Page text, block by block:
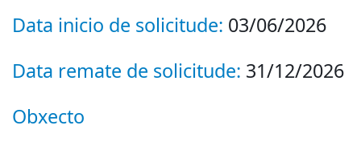
Data inicio de solicitude: 03/06/2026
Data remate de solicitude: 31/12/2026
Obxecto